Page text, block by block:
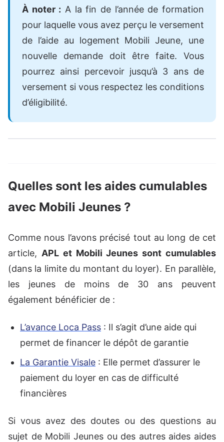
À noter : A la fin de l’année de formation
pour laquelle vous avez perçu le versement
de l’aide au logement Mobili Jeune, une
nouvelle demande doit être faite. Vous
pourrez ainsi percevoir jusqu’à 3 ans de
versement si vous respectez les conditions
d’éligibilité.
Quelles sont les aides cumulables
avec Mobili Jeunes ?
Comme nous l’avons précisé tout au long de cet
article, APL et Mobili Jeunes sont cumulables
(dans la limite du montant du loyer). En parallèle,
les jeunes de moins de 30 ans peuvent
également bénéficier de :
L’avance Loca Pass : Il s’agit d’une aide qui
permet de financer le dépôt de garantie
La Garantie Visale : Elle permet d’assurer le
paiement du loyer en cas de difficulté
financières
Si vous avez des doutes ou des questions au
sujet de Mobili Jeunes ou des autres aides aides